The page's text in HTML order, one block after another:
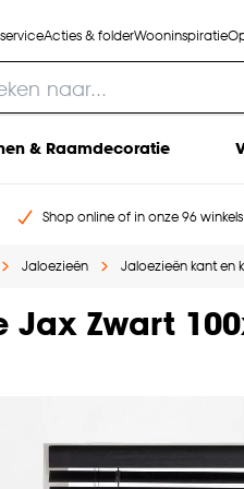
Acties & folderWooninspiratie
& Raamdecoratie
Shop online of in onze 96 winkels
Jaloezieën Jaloezieën kant en
Jax Zwart